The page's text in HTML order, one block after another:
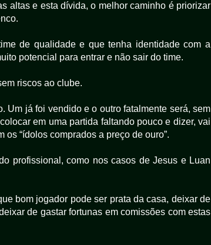
altas e esta dívida, o melhor caminho é priorizar
de qualidade e que tenha identidade com a
potencial para entrar e não sair do time.
riscos ao clube.
Um já foi vendido e o outro fatalmente será, sem
em uma partida faltando pouco e dizer, vai
“ídolos comprados a preço de ouro”.
profissional, como nos casos de Jesus e Luan
bom jogador pode ser prata da casa, deixar de
de gastar fortunas em comissões com estas